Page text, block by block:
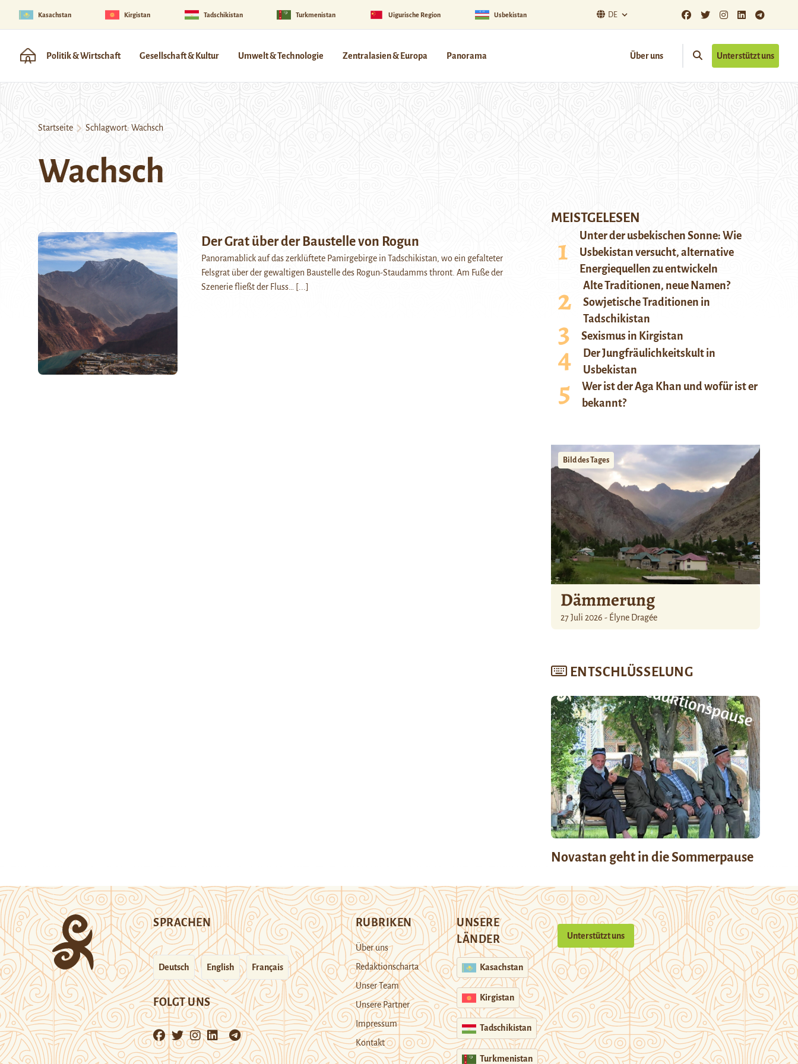
Kasachstan Kirgistan Tadschikistan Turkmenistan Uigurische Region Usbekistan DE
Politik & Wirtschaft Gesellschaft & Kultur Umwelt & Technologie Zentralasien & Europa Panorama Über uns Unterstützt uns
Startseite Schlagwort: Wachsch
Wachsch
Der Grat über der Baustelle von Rogun
Panoramablick auf das zerklüftete Pamirgebirge in Tadschikistan, wo ein gefalteter
Felsgrat über der gewaltigen Baustelle des Rogun-Staudamms thront. Am Fuße der
Szenerie fließt der Fluss…
[...]
MEISTGELESEN
Unter der usbekischen Sonne: Wie
Usbekistan versucht, alternative
Energiequellen zu entwickeln
Alte Traditionen, neue Namen?
Sowjetische Traditionen in
Tadschikistan
Sexismus in Kirgistan
Der Jungfräulichkeitskult in
Usbekistan
Wer ist der Aga Khan und wofür ist er
bekannt?
Bild des Tages
Dämmerung
27 Juli 2026 - Élyne Dragée
ENTSCHLÜSSELUNG
Novastan geht in die Sommerpause
SPRACHEN
Deutsch English Français
FOLGT UNS
RUBRIKEN
Über uns
Redaktionscharta
Unser Team
Unsere Partner
Impressum
Kontakt
UNSERE
LÄNDER
Kasachstan
Kirgistan
Tadschikistan
Turkmenistan
Unterstützt uns